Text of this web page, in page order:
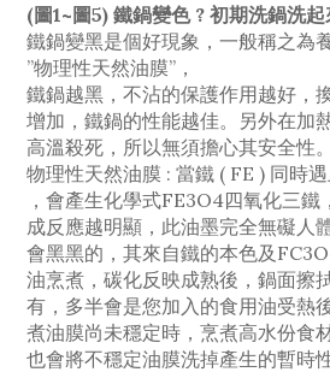
(圖1~圖5) 鐵鍋變色 ? 初期洗鍋洗
鐵鍋變黑是個好現象，一般稱之為
”物理性天然油膜”，
鐵鍋越黑，不沾的保護作用越好，
增加，鐵鍋的性能越佳。另外在加
高溫殺死，所以無須擔心其安全性。
物理性天然油膜 : 當鐵 ( FE ) 同時遇
，會產生化學式FE3O4四氧化三
成反應越明顯，此油墨完全無礙人
會黑黑的，其來自鐵的本色及
油烹煮，碳化反映成熟後，鍋面擦
有，多半會是您加入的食用油受熱
煮油膜尚未穩定時，烹煮高水份食
也會將不穩定油膜洗掉產生的暫時